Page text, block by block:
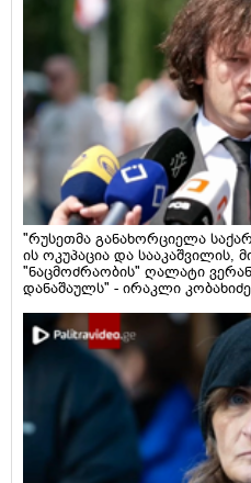
"რუსეთმა განახორციელა
ის ოკუპაცია და სააკაშვილის,
"ნაცმოძრაობის" ღალატი
დანაშაულს" - ირაკლი კობახიძე